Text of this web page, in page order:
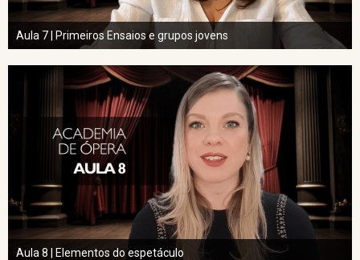
Aula 7 | Primeiros Ensaios e grupos jovens
Aula 8 | Elementos do espetáculo